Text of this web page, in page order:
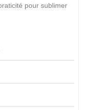
pour sublimer